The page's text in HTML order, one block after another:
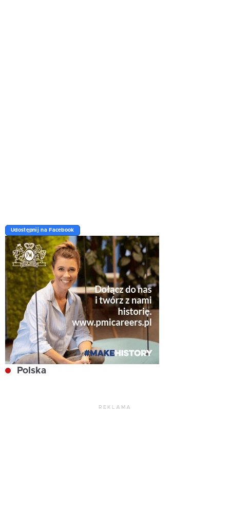
Udostępnij na Facebook
Polska
REKLAMA